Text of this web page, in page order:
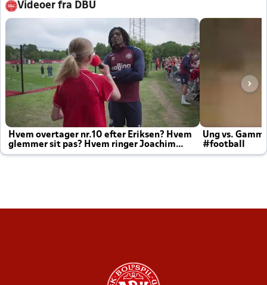
Videoer fra DBU
Hvem overtager nr.10 efter Eriksen? Hvem
glemmer sit pas? Hvem ringer Joachim
altid til efter kampe?
Ung vs.
#football